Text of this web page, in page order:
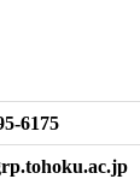
6175